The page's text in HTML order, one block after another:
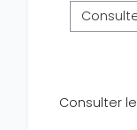
Consulter